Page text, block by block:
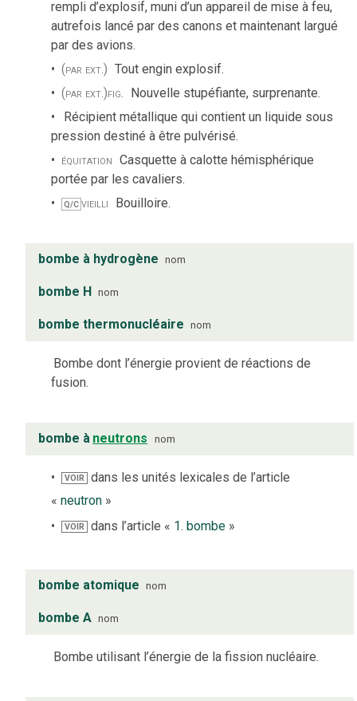
rempli d’explosif, muni d’un appareil de mise à feu,
autrefois lancé par des canons et maintenant largué
par des avions.
(par ext.) Tout engin explosif.
(par ext.)fig. Nouvelle stupéfiante, surprenante.
Récipient métallique qui contient un liquide sous
pression destiné à être pulvérisé.
équitation Casquette à calotte hémisphérique
portée par les cavaliers.
Q/C vieilli Bouilloire.
bombe à hydrogène nom
bombe H nom
bombe thermonucléaire nom
Bombe dont l’énergie provient de réactions de
fusion.
bombe à neutrons nom
VOIR
dans les unités lexicales de l’article
« neutron »
VOIR dans l’article « 1. bombe »
bombe atomique nom
bombe A nom
Bombe utilisant l’énergie de la fission nucléaire.